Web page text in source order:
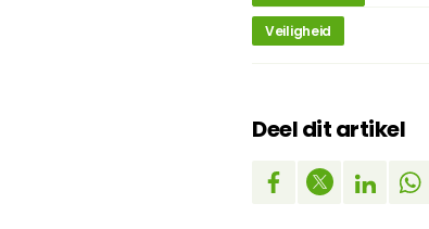
Veiligheid
Deel dit artikel